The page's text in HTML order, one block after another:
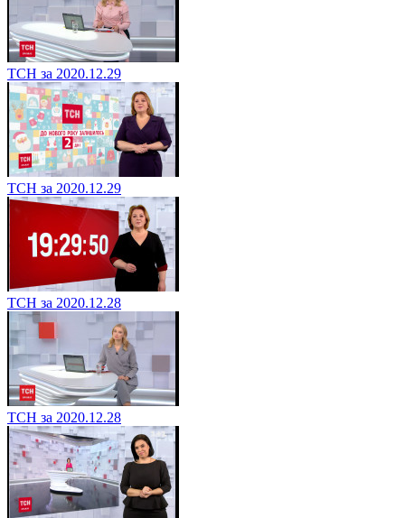
ТСН за 2020.12.29
ТСН за 2020.12.29
ТСН за 2020.12.28
ТСН за 2020.12.28